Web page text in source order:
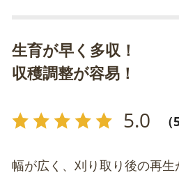
生育が早く多収！
収穫調整が容易！
5.0 （
幅が広く、刈り取り後の再